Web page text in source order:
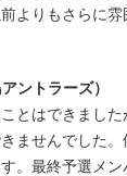
よりもさらに
ントラーズ）
とはできまし
ませんでした
。最終予選メ